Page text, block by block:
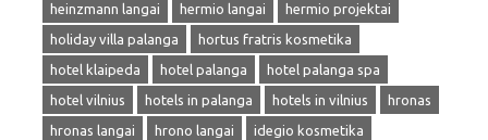
heinzmann langai
hermio langai
hermio projektai
holiday villa palanga
hortus fratris kosmetika
hotel klaipeda
hotel palanga
hotel palanga spa
hotel vilnius
hotels in palanga hotels in vilnius
hronas
hronas langai
hrono langai
idegio kosmetika